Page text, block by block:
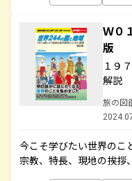
Ｗ０
版
１９
解説
旅の図
今こそ学びたい世界のこ
宗教、特長、現地の挨拶